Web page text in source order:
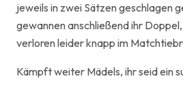
jeweils in zwei Sätzen geschlagen
gewannen anschließend ihr
verloren leider knapp im
Kämpft weiter Mädels, ihr seid ein